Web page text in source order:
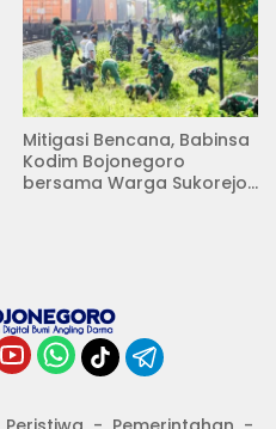
Mitigasi Bencana, Babinsa
Kodim Bojonegoro
bersama Warga Sukorejo